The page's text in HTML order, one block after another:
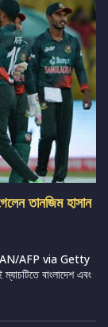
তানজিম হাসান
AFP via Getty
বাংলাদেশ এবং